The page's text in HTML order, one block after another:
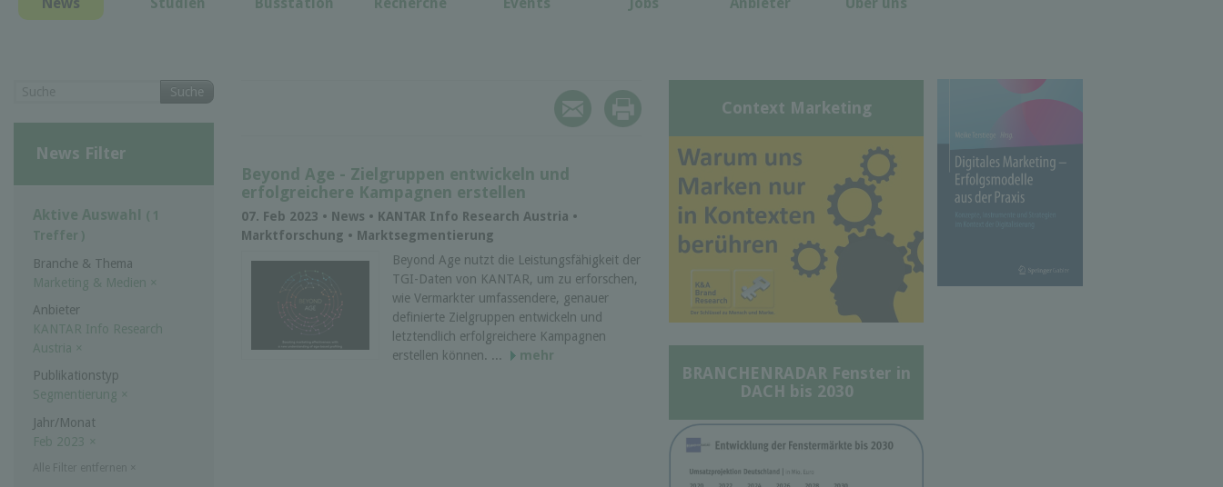
Beyond Age - Zielgruppen entwickeln und
erfolgreichere Kampagnen erstellen
07. Feb 2023 • News • KANTAR Info Research Austria •
Marktforschung • Marktsegmentierung
Beyond Age nutzt die Leistungsfähigkeit der
TGI-Daten von KANTAR, um zu erforschen,
wie Vermarkter umfassendere, genauer
definierte Zielgruppen entwickeln und
letztendlich erfolgreichere Kampagnen
erstellen können. ...
mehr
Suche
News Filter
Aktive Auswahl ( 1
Treffer )
Branche & Thema
Marketing & Medien ×
Anbieter
KANTAR Info Research
Austria ×
Publikationstyp
Segmentierung ×
Jahr/Monat
Feb 2023 ×
Context Marketing
BRANCHENRADAR Fenster in
DACH bis 2030